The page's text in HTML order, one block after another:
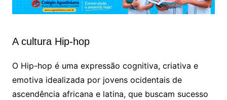
A cultura Hip-hop
O Hip-hop é uma expressão cognitiva, criativa e
emotiva idealizada por jovens ocidentais de
ascendência africana e latina, que buscam sucesso